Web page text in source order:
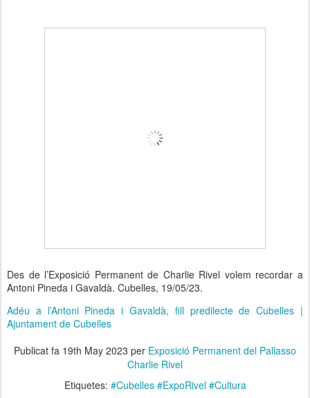
Des de l’Exposició Permanent de Charlie Rivel volem recordar a
Antoni Pineda i Gavaldà. Cubelles, 19/05/23.
Adéu a l’Antoni Pineda i Gavaldà, fill predilecte de Cubelles |
Ajuntament de Cubelles
Publicat fa 19th May 2023 per Exposició Permanent del Pallasso
Charlie Rivel
Etiquetes: #Cubelles #ExpoRivel #Cultura